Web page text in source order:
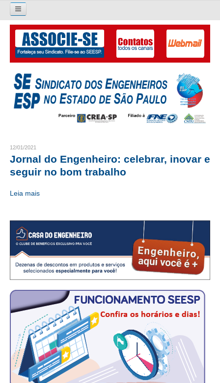
Pesquisar...
O SINDICATO
APRESENTAÇÃO
PALAVRA DO PRESIDENTE
LIVRO GESTÃO 2026-2029
SUBSEDES SINDICAIS
GALERIA EX-PRESIDENTES
CRESCE BRASIL
CONSELHO TECNOLÓGICO
HISTÓRICO E ATUAÇÃO
COMPOSIÇÃO
CONSELHOS ASSESSORES
PERSONALIDADES DA TECNOLOGIA
NÚCLEO DA MULHER ENGENHEIRA
TRANSPARÊNCIA
12/01/2021
Jornal do Engenheiro: celebrar, inovar e
seguir no bom trabalho
Leia mais